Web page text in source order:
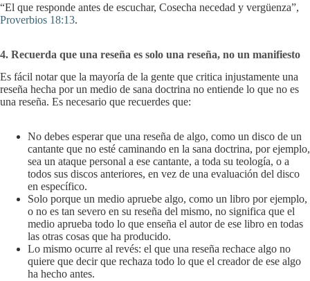
“El que responde antes de escuchar, Cosecha necedad y vergüenza”,
Proverbios 18:13.
4. Recuerda que una reseña es solo una reseña, no un manifiesto
Es fácil notar que la mayoría de la gente que critica injustamente una
reseña hecha por un medio de sana doctrina no entiende lo que no es
una reseña. Es necesario que recuerdes que:
No debes esperar que una reseña de algo, como un disco de un
cantante que no esté caminando en la sana doctrina, por ejemplo,
sea un ataque personal a ese cantante, a toda su teología, o a
todos sus discos anteriores, en vez de una evaluación del disco
en específico.
Solo porque un medio apruebe algo, como un libro por ejemplo,
o no es tan severo en su reseña del mismo, no significa que el
medio aprueba todo lo que enseña el autor de ese libro en todas
las otras cosas que ha producido.
Lo mismo ocurre al revés: el que una reseña rechace algo no
quiere que decir que rechaza todo lo que el creador de ese algo
ha hecho antes.